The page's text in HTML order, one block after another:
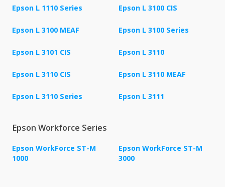
Epson L 1110 Series Epson L 3100 CIS
Epson L 3100 MEAF Epson L 3100 Series
Epson L 3101 CIS Epson L 3110
Epson L 3110 CIS Epson L 3110 MEAF
Epson L 3110 Series Epson L 3111
Epson Workforce Series
Epson WorkForce ST-M
1000
Epson WorkForce ST-M
3000